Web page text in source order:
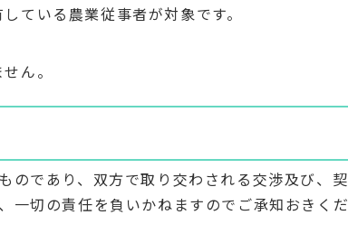
ている農業従事者が対象です。
ん。
のであり、双方で取り交わされる交渉及び、契
一切の責任を負いかねますのでご承知おきくだ